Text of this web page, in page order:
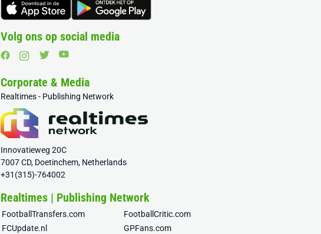
Volg ons op social media
Corporate & Media
Realtimes - Publishing Network
Innovatieweg 20C
7007 CD, Doetinchem, Netherlands
+31(315)-764002
Realtimes | Publishing Network
FootballTransfers.com
FootballCritic.com
FCUpdate.nl
GPFans.com